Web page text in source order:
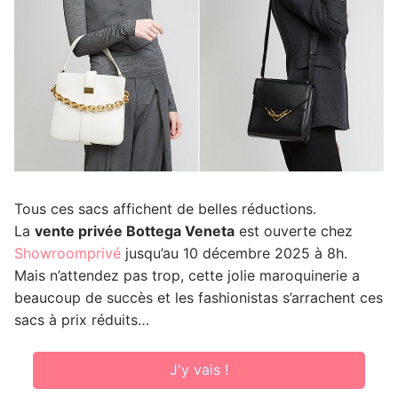
Tous ces sacs affichent de belles réductions.
La vente privée Bottega Veneta est ouverte chez
Showroomprivé jusqu’au 10 décembre 2025 à 8h.
Mais n’attendez pas trop, cette jolie maroquinerie a
beaucoup de succès et les fashionistas s’arrachent ces
sacs à prix réduits…
J'y vais !